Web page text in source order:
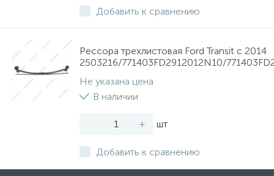
Добавить к сравнению
Рессора трехлистовая Ford Transit с 2014
2503216/771403FD2912012N10/
Не указана цена
В наличии
- + шт
Добавить к сравнению